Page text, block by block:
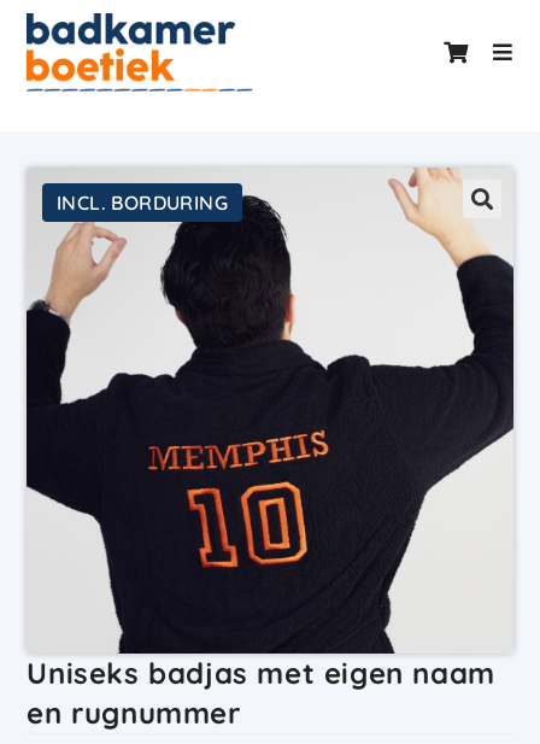
INCL. BORDURING
Uniseks badjas met eigen naam
en rugnummer